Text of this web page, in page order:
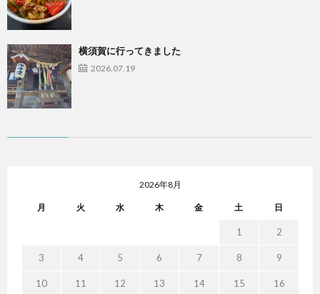
横須賀に行ってきました
2026.07.19
2026年8月
月 火 水 木 金 土 日
1 2
3 4 5 6 7 8 9
10 11 12 13 14 15 16